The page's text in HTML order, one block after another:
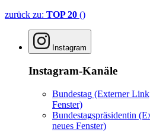
zurück zu: TOP 20 ()
Instagram
Instagram-Kanäle
Bundestag (Externer
Fenster)
Bundestagspräsidentin
neues Fenster)